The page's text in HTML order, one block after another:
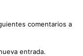
comentarios a
entrada.